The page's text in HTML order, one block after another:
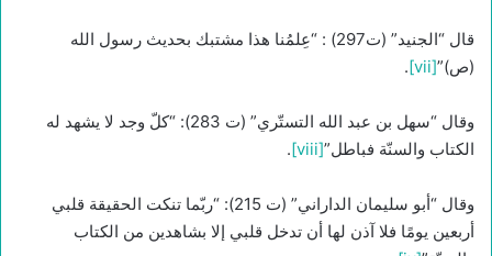
قال “الجنيد” (ت297) : “عِلمُنا هذا مشتبك بحديث رسول الله
(ص)”[vii]
.
وقال “سهل بن عبد الله التستّري” (ت 283): “كلّ وجد لا يشهد له
الكتاب والسنّة فباطل”[viii]
.
وقال “أبو سليمان الداراني” (ت 215): “ربّما تنكت الحقيقة قلبي
أربعين يومًا فلا آذن لها أن تدخل قلبي إلا بشاهدين من الكتاب